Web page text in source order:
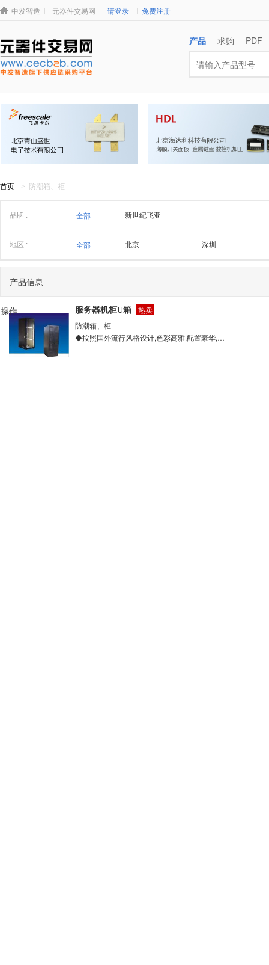
中发智造 元器件交易网 请登录 免费注册
产品 求购 PDF
首页 > 防潮箱、柜
品牌 : 全部 新世纪飞亚
地区 : 全部 北京 深圳
产品信息
操作 服务器机柜U箱 热卖
防潮箱、柜
◆按照国外流行风格设计,色彩高雅,配置豪华,内部散件模块式安装。机柜在若干位置增加筋柱,型材缋化了承重,保证了柜体的钢度和支撑负载量。◆前后门侧板及顶部均可数冲设计网孔板,提供良好的通风效果,完美地解决了服务器密度高,散热不良造成死机的问题。◆独特的统一计划槽及电源设计使网线与电源分开,避免干扰,电源排插位可多联竖装入后立柱内,不占用机柜使用空间。内部良好的防尘设计,拆装方便对设备延长使用给予保证。◆结构坚固,最大静载达1200KG。◆可按照用户要求设计订做。